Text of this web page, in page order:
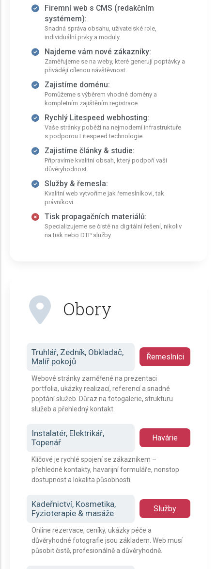
Firemní web s CMS (redakčním
systémem):
Snadná správa obsahu, uživatelské role,
individuální prvky a moduly.
Najdeme vám nové zákazníky:
Zaměřujeme se na weby, které generují poptávky a
přivádějí cílenou návštěvnost.
Zajistíme doménu:
Pomůžeme s výběrem vhodné domény a
kompletním zajištěním registrace.
Rychlý Litespeed webhosting:
Vaše stránky poběží na nejmoderní infrastruktuře
s podporou Litespeed technologie.
Zajistíme články & studie:
Připravíme kvalitní obsah, který podpoří vaši
důvěryhodnost.
Služby & řemesla:
Kvalitní web vytvoříme jak řemeslníkovi, tak
právníkovi.
Tisk propagačních materiálů:
Specializujeme se čistě na digitální řešení, nikoliv
na tisk nebo DTP služby.
Obory
Truhlář, Zedník, Obkladač,
Malíř pokojů
Řemeslníci
Webové stránky zaměřené na prezentaci
portfolia, ukázky realizací, referencí a snadné
poptání služeb. Důraz na fotogalerie, strukturu
služeb a přehledný kontakt.
Instalatér, Elektrikář,
Topenář
Havárie
Klíčové je rychlé spojení se zákazníkem –
přehledné kontakty, havarijní formuláře, nonstop
dostupnost a lokalita působnosti.
Kadeřnictví, Kosmetika,
Fyzioterapie & masáže
Služby
Online rezervace, ceníky, ukázky péče a
důvěryhodné fotografie jsou základem. Web musí
působit čistě, profesionálně a důvěryhodně.